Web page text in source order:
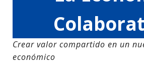
Crear valor compartido en un
económico